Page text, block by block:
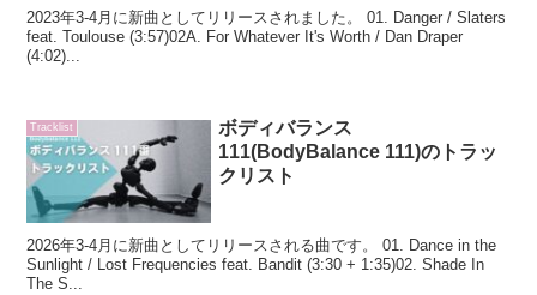
2023年3-4月に新曲としてリリースされました。 01. Danger / Slaters
feat. Toulouse (3:57)02A. For Whatever It's Worth / Dan Draper
(4:02)...
Tracklist
ボディバランス
111(BodyBalance 111)のトラッ
クリスト
2026年3-4月に新曲としてリリースされる曲です。 01. Dance in the
Sunlight / Lost Frequencies feat. Bandit (3:30 + 1:35)02. Shade In
The S...